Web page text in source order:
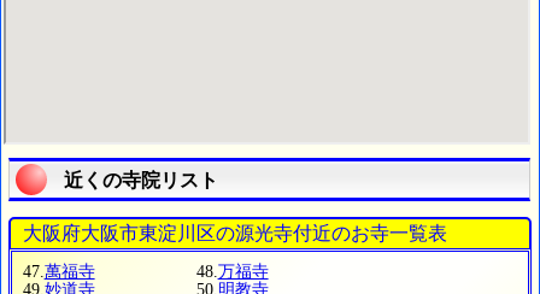
近くの寺院リスト
大阪府大阪市東淀川区の源光寺付近のお寺一覧表
47. 萬福寺 48. 万福寺
49. 妙道寺 50. 明教寺